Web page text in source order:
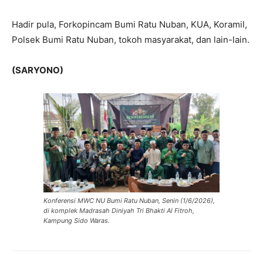
Hadir pula, Forkopincam Bumi Ratu Nuban, KUA, Koramil,
Polsek Bumi Ratu Nuban, tokoh masyarakat, dan lain-lain.
(SARYONO)
Konferensi MWC NU Bumi Ratu Nuban, Senin (1/6/2026),
di komplek Madrasah Diniyah Tri Bhakti Al Fitroh,
Kampung Sido Waras.